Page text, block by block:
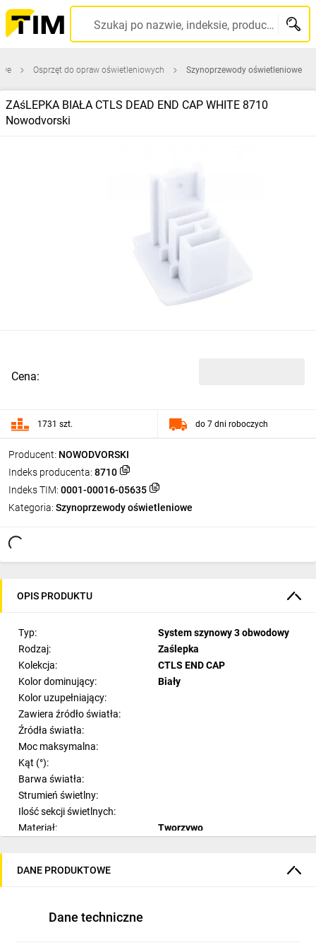
Szukaj po nazwie, indeksie, producencie, kodzie kreskowym...
Osprzęt do opraw oświetleniowych Szynoprzewody oświetleniowe
ZAśLEPKA BIAŁA CTLS DEAD END CAP WHITE 8710
Nowodvorski
Producent: NOWODVORSKI
Indeks producenta: 8710
Indeks TIM: 0001-00016-05635
Kategoria: Szynoprzewody oświetleniowe
Cena:
1731 szt. do 7 dni roboczych
OPIS PRODUKTU
Typ:
System szynowy 3 obwodowy
Rodzaj:
Zaślepka
Kolekcja:
CTLS END CAP
Kolor dominujący:
Biały
Kolor uzupełniający:
Zawiera źródło światła:
Źródła światła:
Moc maksymalna:
Kąt (°):
Barwa światła:
Strumień świetlny:
Ilość sekcji świetlnych:
Materiał:
Tworzywo
Pomieszczenie:
Modyfikacja wysokości:
DANE PRODUKTOWE
Dane techniczne